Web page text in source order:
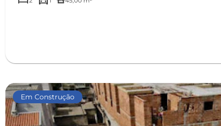
Em Construção